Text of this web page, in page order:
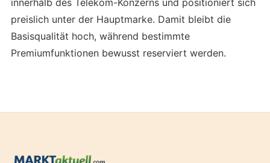
innerhalb des Telekom-Konzerns und positioniert sich
preislich unter der Hauptmarke. Damit bleibt die
Basisqualität hoch, während bestimmte
Premiumfunktionen bewusst reserviert werden.